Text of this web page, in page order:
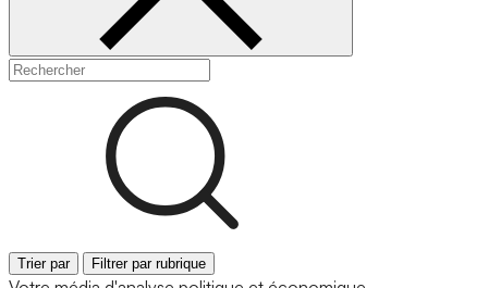
Trier par Filtrer par rubrique